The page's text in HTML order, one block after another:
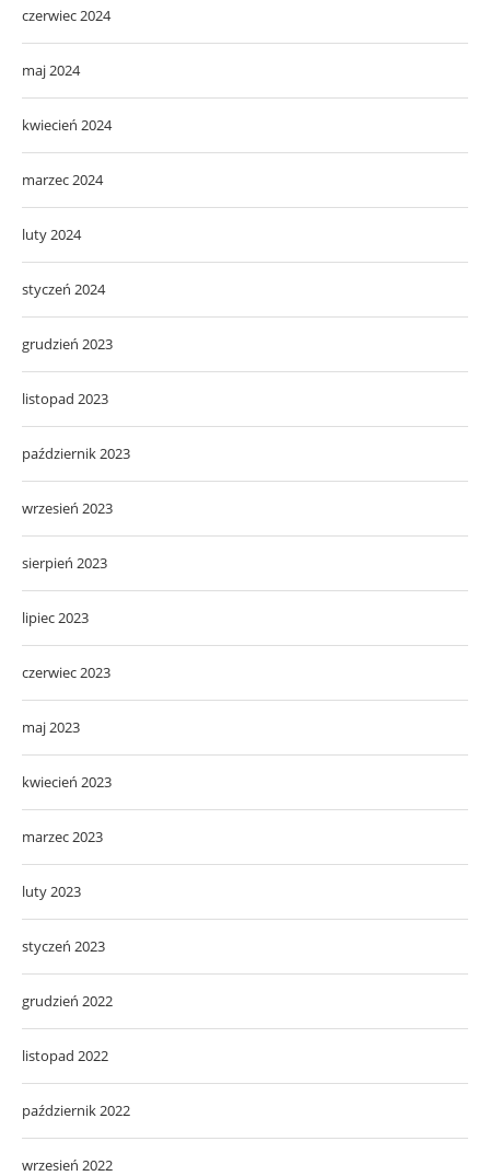
czerwiec 2024
maj 2024
kwiecień 2024
marzec 2024
luty 2024
styczeń 2024
grudzień 2023
listopad 2023
październik 2023
wrzesień 2023
sierpień 2023
lipiec 2023
czerwiec 2023
maj 2023
kwiecień 2023
marzec 2023
luty 2023
styczeń 2023
grudzień 2022
listopad 2022
październik 2022
wrzesień 2022